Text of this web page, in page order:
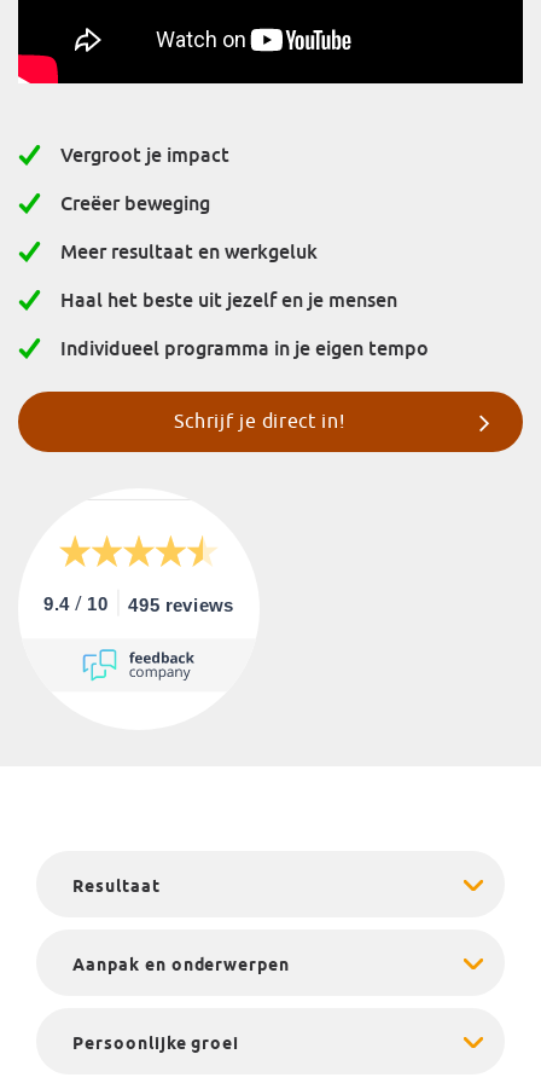
Vergroot je impact
Creëer beweging
Meer resultaat en werkgeluk
Haal het beste uit jezelf en je mensen
Individueel programma in je eigen tempo
Schrijf je direct in!
9.4 / 10 495 reviews
Resultaat
Aanpak en onderwerpen
Persoonlijke groei